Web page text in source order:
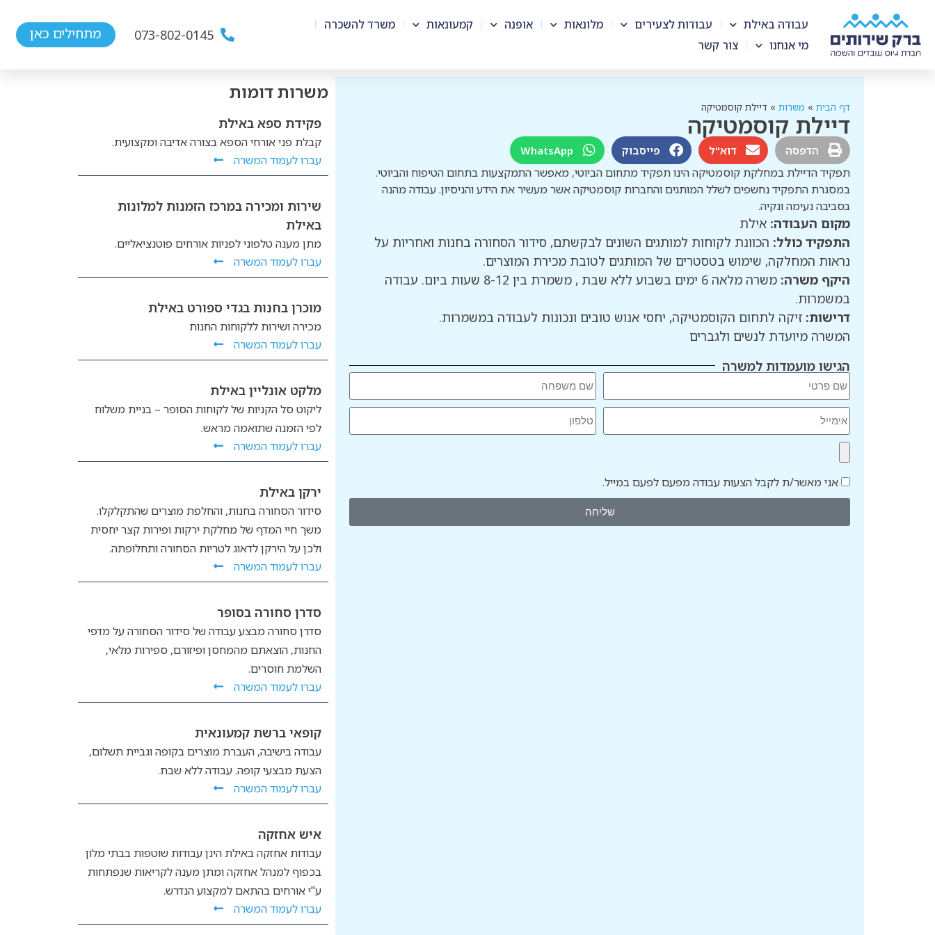
עבודה באילת עבודות לצעירים מלונאות אופנה קמעונאות
משרד להשכרה
מי אנחנו
צור קשר
073-802-0145 מתחילים כאן
דף הבית » משרות » דיילת קוסמטיקה
דיילת קוסמטיקה
הדפסה דוא"ל פייסבוק WhatsApp
תפקיד הדיילת במחלקת קוסמטיקה הינו תפקיד מתחום הביוטי, מאפשר התמקצעות בתחום הטיפוח והביוטי.
במסגרת התפקיד נחשפים לשלל המותגים והחברות קוסמטיקה אשר מעשיר את הידע והניסיון. עבודה מהנה
בסביבה נעימה ונקיה.
מקום העבודה: אילת
התפקיד כולל: הכוונת לקוחות למותגים השונים לבקשתם, סידור הסחורה בחנות ואחריות על
נראות המחלקה, שימוש בטסטרים של המותגים לטובת מכירת המוצרים.
היקף משרה:
משרה מלאה 6 ימים בשבוע ללא שבת , משמרת בין 8-12 שעות ביום. עבודה
במשמרות.
דרישות: זיקה לתחום הקוסמטיקה, יחסי אנוש טובים ונכונות לעבודה במשמרות.
המשרה מיועדת לנשים ולגברים
הגישו מועמדות למשרה
אני מאשר/ת לקבל הצעות עבודה מפעם לפעם במייל.
שליחה
משרות דומות
פקידת ספא באילת
קבלת פני אורחי הספא בצורה אדיבה ומקצועית.
עברו לעמוד המשרה
שירות ומכירה במרכז הזמנות למלונות
באילת
מתן מענה טלפוני לפניות אורחים פוטנציאליים.
עברו לעמוד המשרה
מוכרן בחנות בגדי ספורט באילת
מכירה ושירות ללקוחות החנות
עברו לעמוד המשרה
מלקט אונליין באילת
ליקוט סל הקניות של לקוחות הסופר – בניית משלוח
לפי הזמנה שתואמה מראש.
עברו לעמוד המשרה
ירקן באילת
סידור הסחורה בחנות, והחלפת מוצרים שהתקלקלו.
משך חיי המדף של מחלקת ירקות ופירות קצר יחסית
ולכן על הירקן לדאוג לטריות הסחורה ותחלופתה.
עברו לעמוד המשרה
סדרן סחורה בסופר
סדרן סחורה מבצע עבודה של סידור הסחורה על מדפי
החנות, הוצאתם מהמחסן ופיזורם, ספירות מלאי,
השלמת חוסרים.
עברו לעמוד המשרה
קופאי ברשת קמעונאית
עבודה בישיבה, העברת מוצרים בקופה וגביית תשלום,
הצעת מבצעי קופה. עבודה ללא שבת.
עברו לעמוד המשרה
איש אחזקה
עבודות אחזקה באילת הינן עבודות שוטפות בבתי מלון
בכפוף למנהל אחזקה ומתן מענה לקריאות שנפתחות
ע"י אורחים בהתאם למקצוע הנדרש.
עברו לעמוד המשרה